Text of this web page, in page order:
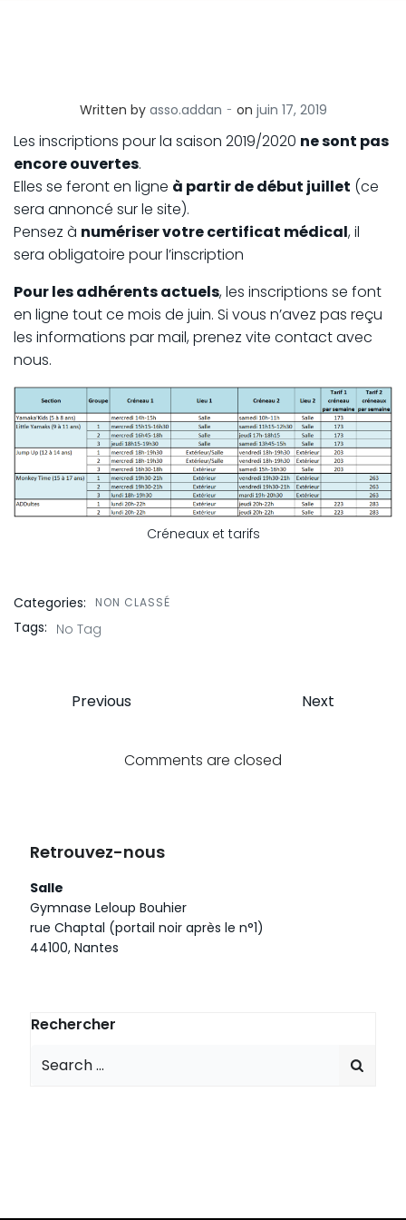
Written by asso.addan - on juin 17, 2019
Les inscriptions pour la saison 2019/2020 ne sont pas
encore ouvertes.
Elles se feront en ligne à partir de début juillet (ce
sera annoncé sur le site).
Pensez à numériser votre certificat médical, il
sera obligatoire pour l’inscription
Pour les adhérents actuels, les inscriptions se font
en ligne tout ce mois de juin. Si vous n’avez pas reçu
les informations par mail, prenez vite contact avec
nous.
Créneaux et tarifs
Categories: NON CLASSÉ
Tags: No Tag
Post
navigation
PreviousPost
navigation
Next
Comments are closed
Retrouvez-nous
Salle
Gymnase Leloup Bouhier
rue Chaptal (portail noir après le n°1)
44100, Nantes
Rechercher
Search